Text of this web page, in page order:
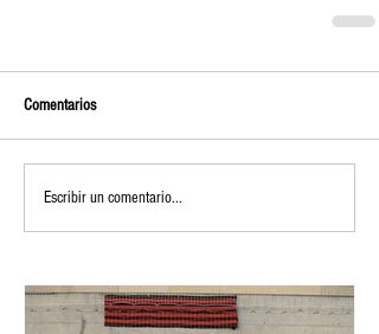
Comentarios
Escribir un comentario...